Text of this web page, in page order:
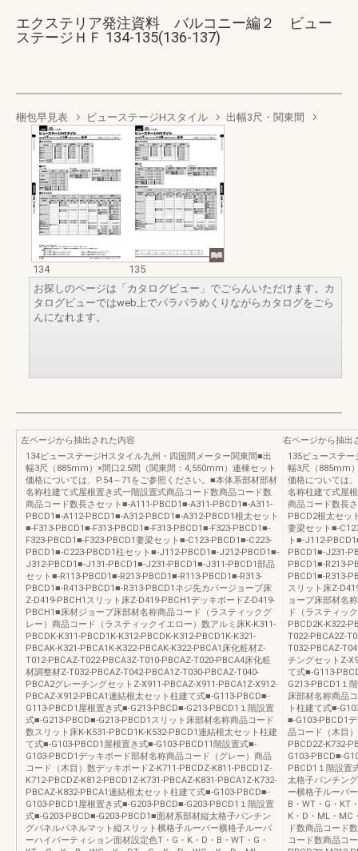
エクステリア発注資料 バルコニー編２ ビュー
ステージＨＦ 134-135(136-137)
梱包早見表 ビューステージHスタイル 出幅3尺・関東間
134
135
お探しのページは「カタログビュー」でごらんいただけます。カ
タログビューではweb上でパラパラめくりながらカタログをごら
んになれます。
左ページから抽出された内容
134ビューステージHスタイル九州・四国間メーター関東間■出
幅3尺（885mm）×間口2.5間（関東間：4,550mm）連棟セット
価格については、P.54～71をご参照ください。■本体系部材部材
名称柱建て式屋根置き式一階設置式商品コード数商品コード数
商品コード数長さセット■-A111-PBCD1■-A311-PBCD1■-A311-
PBCD1■-A112-PBCD1■-A312-PBCD1■-A312-PBCD1根太セット
■-F313-PBCD1■-F313-PBCD1■-F313-PBCD1■-F323-PBCD1■-
F323-PBCD1■-F323-PBCD1妻梁セット■-C123-PBCD1■-C223-
PBCD1■-C223-PBCD1柱セット■-J112-PBCD1■-J212-PBCD1■-
J312-PBCD1■-J131-PBCD1■-J231-PBCD1■-J311-PBCD1部品
セット■-R113-PBCD1■-R213-PBCD1■-R113-PBCD1■-R313-
PBCD1■-R413-PBCD1■-R313-PBCD1ネジ先カバージョーブ床
Z-D419-PBCH1スリット床Z-D419-PBCH1デッキボードZ-D419-
PBCH1■床材ジョーブ床部材名称商品コード（ラスティックグ
レー）商品コード（ラスティックイエロー）数アルミ床K-K311-
PBCDK-K311-PBCD1K-K312-PBCDK-K312-PBCD1K-K321-
PBCAK-K321-PBCA1K-K322-PBCAK-K322-PBCA1床化粧材Z-
T012-PBCAZ-T022-PBCA3Z-T010-PBCAZ-T020-PBCA4床化粧
材調整材Z-T032-PBCAZ-T042-PBCA1Z-T030-PBCAZ-T040-
PBCA2グレーチングセットZ-X911-PBCAZ-X911-PBCA1Z-X912-
PBCAZ-X912-PBCA1連結根太セット柱建て式■-G113-PBCD■-
G113-PBCD1屋根置き式■-G213-PBCD■-G213-PBCD1１階設置
式■-G213-PBCD■-G213-PBCD1スリット床部材名称商品コード
数スリット床K-K531-PBCD1K-K532-PBCD1連結根太セット柱建
て式■-G103-PBCD1屋根置き式■-G103-PBCD11階設置式■-
G103-PBCD1デッキボード部材名称商品コード（グレー）商品
コード（木目）数デッキボードZ-K711-PBCDZ-K811-PBCD1Z-
K712-PBCDZ-K812-PBCD1Z-K731-PBCAZ-K831-PBCA1Z-K732-
PBCAZ-K832-PBCA1連結根太セット柱建て式■-G103-PBCD■-
G103-PBCD1屋根置き式■-G203-PBCD■-G203-PBCD1１階設置
式■-G203-PBCD■-G203-PBCD1■面材系部材縦太格子パンチン
グパネルパネルマット縦スリット横格子ルーバー横格子ルーバ
ーハイパーティション面材設定色T・G・K・D・B・WT・G・
右ページから抽出
135ビューステ
幅3尺（885mm
価格については
名称柱建て式屋
商品コード数長
PBCD2根太セッ
妻梁セット■-
ト■-J112-
PBCD1■-J231-
PBCD1■-R213-
PBCD1■-R313-
スリット床Z-
ョーブ床部材名
ド（ラスティッ
PBCD2K-K322-
T022-PBCA2Z-
T032-PBCAZ-
チングセットZ-
て式■-G113-
G213-PBCD1１
床部材名称商品
ト柱建て式■-
■-G103-PBCD1
品コード（木目
PBCD2Z-K732-
G103-PBCD■-
PBCD1１階設置
太格子パンチン
ー横格子ルーバ
B・WT・G・KT
K・D・ML・MC
ド数商品コード
コード数商品コ